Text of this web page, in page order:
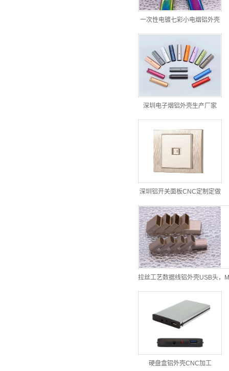
一次性电镀七彩小电烟铝外壳
深圳电子烟铝外壳生产厂家
深圳铝开关面板CNC定制定做
拉丝工艺数据线铝外壳USB头，
硬盘盒铝外壳CNC加工